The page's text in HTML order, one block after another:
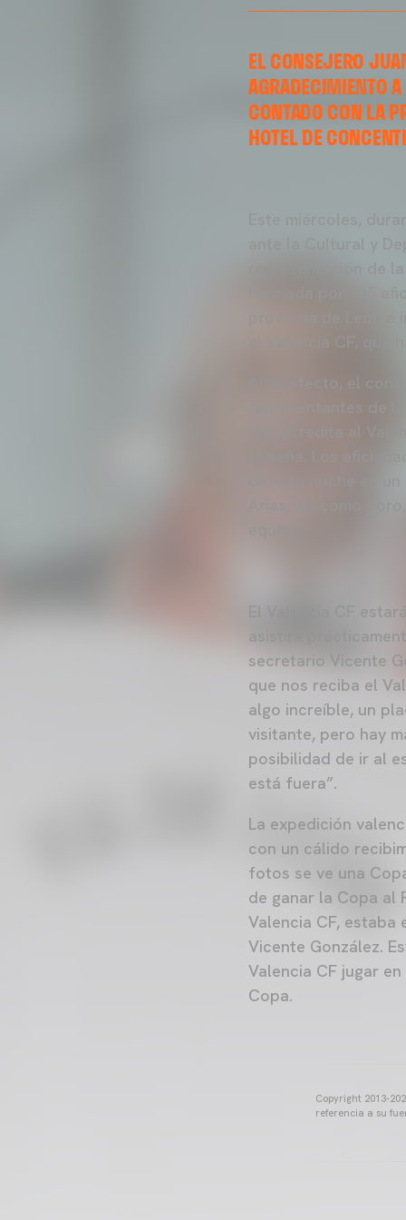
EL CONSEJERO
AGRADECIMIENTO
CONTADO CON LA
HOTEL DE
Formada por 105
provincia de León
el Valencia CF,
A tal efecto, el
representantes de
la peña. Los
de esta noche en
Arias, así como
El Valencia CF
asistirá
secretario Vicente
que nos reciba el
algo increíble, un
visitante, pero hay
posibilidad de ir al
está fuera”.
La expedición
con un cálido
fotos se ve una
de ganar la Copa al
Valencia CF,
Vicente González.
Valencia CF jugar
Copa.
Copyright 2013-
referencia a su